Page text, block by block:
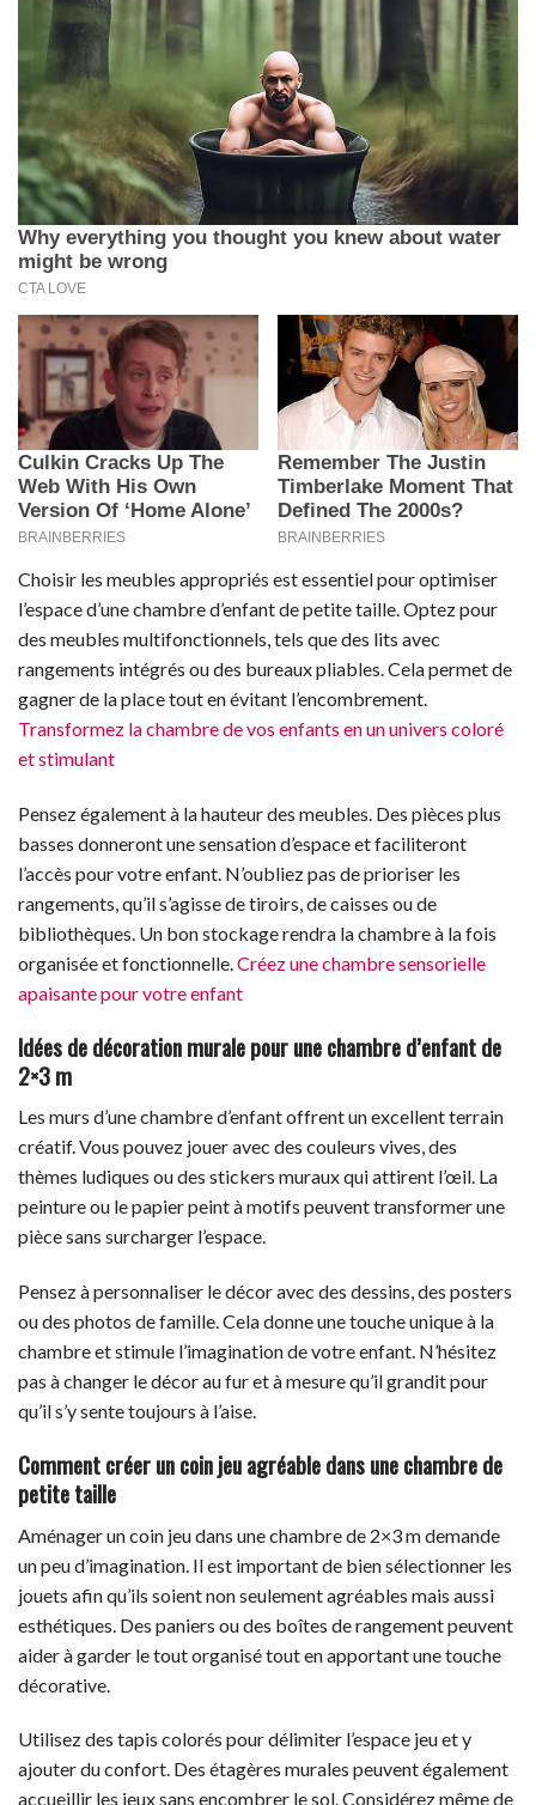
Choisir les meubles appropriés est essentiel pour optimiser
l’espace d’une chambre d’enfant de petite taille. Optez pour
des meubles multifonctionnels, tels que des lits avec
rangements intégrés ou des bureaux pliables. Cela permet de
gagner de la place tout en évitant l’encombrement.
Transformez la chambre de vos enfants en un univers coloré
et stimulant
Pensez également à la hauteur des meubles. Des pièces plus
basses donneront une sensation d’espace et faciliteront
l’accès pour votre enfant. N’oubliez pas de prioriser les
rangements, qu’il s’agisse de tiroirs, de caisses ou de
bibliothèques. Un bon stockage rendra la chambre à la fois
organisée et fonctionnelle.Créez une chambre sensorielle
apaisante pour votre enfant
Idées de décoration murale pour une chambre d’enfant de
2×3 m
Les murs d’une chambre d’enfant offrent un excellent terrain
créatif. Vous pouvez jouer avec des couleurs vives, des
thèmes ludiques ou des stickers muraux qui attirent l’œil. La
peinture ou le papier peint à motifs peuvent transformer une
pièce sans surcharger l’espace.
Pensez à personnaliser le décor avec des dessins, des posters
ou des photos de famille. Cela donne une touche unique à la
chambre et stimule l’imagination de votre enfant. N’hésitez
pas à changer le décor au fur et à mesure qu’il grandit pour
qu’il s’y sente toujours à l’aise.
Comment créer un coin jeu agréable dans une chambre de
petite taille
Aménager un coin jeu dans une chambre de 2×3 m demande
un peu d’imagination. Il est important de bien sélectionner les
jouets afin qu’ils soient non seulement agréables mais aussi
esthétiques. Des paniers ou des boîtes de rangement peuvent
aider à garder le tout organisé tout en apportant une touche
décorative.
Utilisez des tapis colorés pour délimiter l’espace jeu et y
ajouter du confort. Des étagères murales peuvent également
accueillir les jeux sans encombrer le sol. Considérez même de